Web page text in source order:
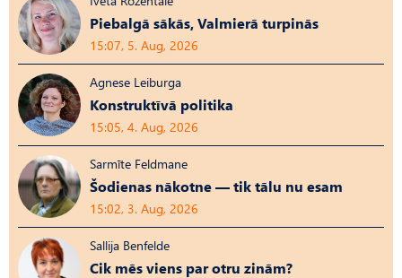
Piebalgā sākās, Valmierā turpinās
15:07, 5. Aug, 2026
Agnese Leiburga
Konstruktīvā politika
15:05, 4. Aug, 2026
Sarmīte Feldmane
Šodienas nākotne — tik tālu nu esam
15:02, 3. Aug, 2026
Sallija Benfelde
Cik mēs viens par otru zinām?